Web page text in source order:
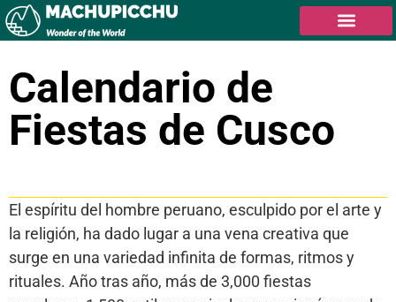
Calendario de
Fiestas de Cusco
El espíritu del hombre peruano, esculpido por el arte y
la religión, ha dado lugar a una vena creativa que
surge en una variedad infinita de formas, ritmos y
rituales. Año tras año, más de 3,000 fiestas